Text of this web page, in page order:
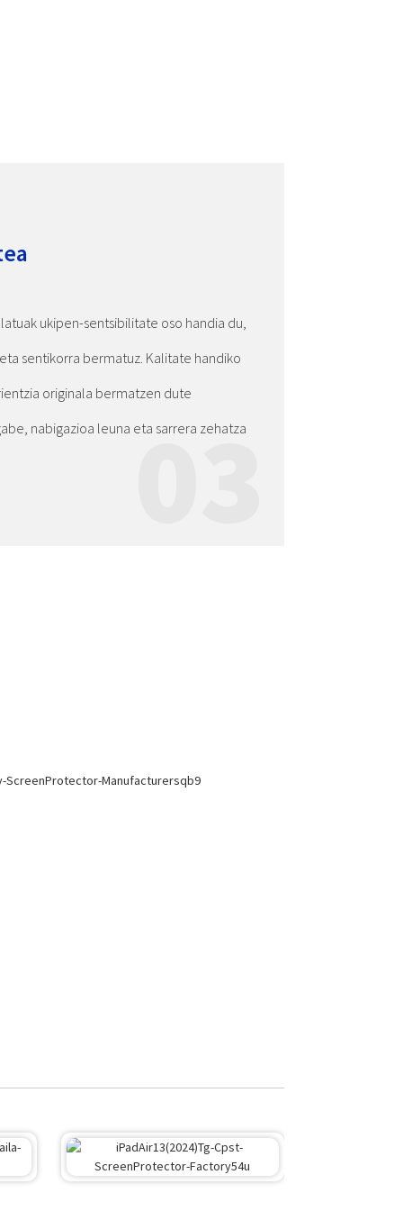
ukipen-sentsibilitate oso handia du,
sentikorra bermatuz. Kalitate handiko
originala bermatzen dute
nabigazioa leuna eta sarrera zehatza
03